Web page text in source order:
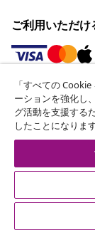
ご利用いただ
ニュースレタ
70万人以上の
な情報や季節
公式SNSアカウ
「すべての
ーションを強化し
グ活動を支援する
したことになりま